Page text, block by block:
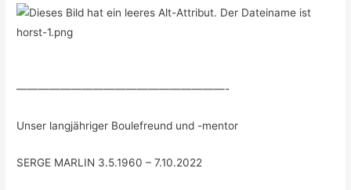
———————————————————-
Unser langjähriger Boulefreund und -mentor
SERGE MARLIN 3.5.1960 – 7.10.2022